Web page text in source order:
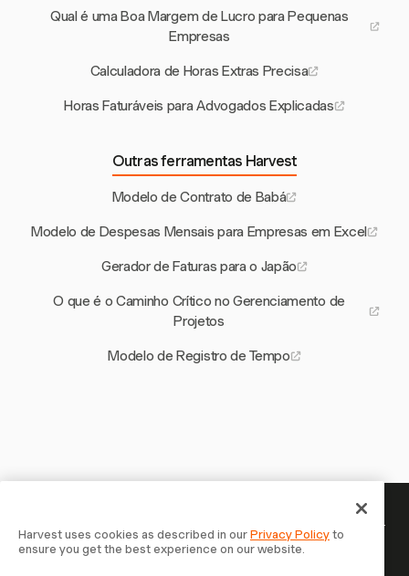
Qual é uma Boa Margem de Lucro para Pequenas
Empresas
Calculadora de Horas Extras Precisa
Horas Faturáveis para Advogados Explicadas
Outras ferramentas Harvest
Modelo de Contrato de Babá
Modelo de Despesas Mensais para Empresas em Excel
Gerador de Faturas para o Japão
O que é o Caminho Crítico no Gerenciamento de
Projetos
Modelo de Registro de Tempo
Seu tempo merece ser registrado —
comece agora
Harvest uses cookies as described in ourPrivacy Policyto
ensure you get the best experience on our website.